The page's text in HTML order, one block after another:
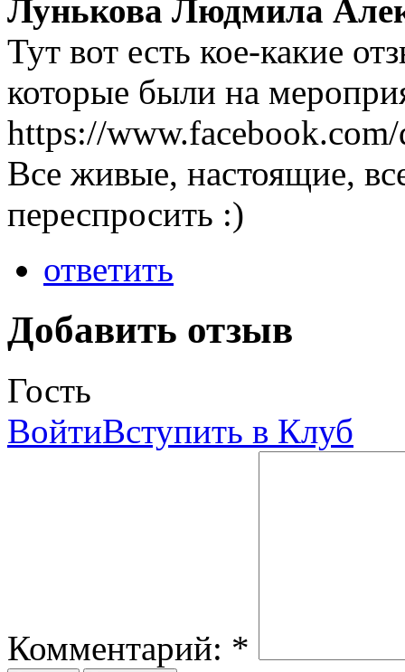
Лунькова Людмила
Тут вот есть кое-какие
которые были на
https://
Все живые, настоящие,
переспросить :)
ответить
Добавить отзыв
Гость
ВойтиВступить в Клуб
Комментарий: *